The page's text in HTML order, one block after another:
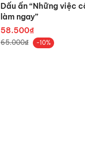
Dấu ấn “Những việc
làm ngay”
58.500₫
65.000₫ -10%